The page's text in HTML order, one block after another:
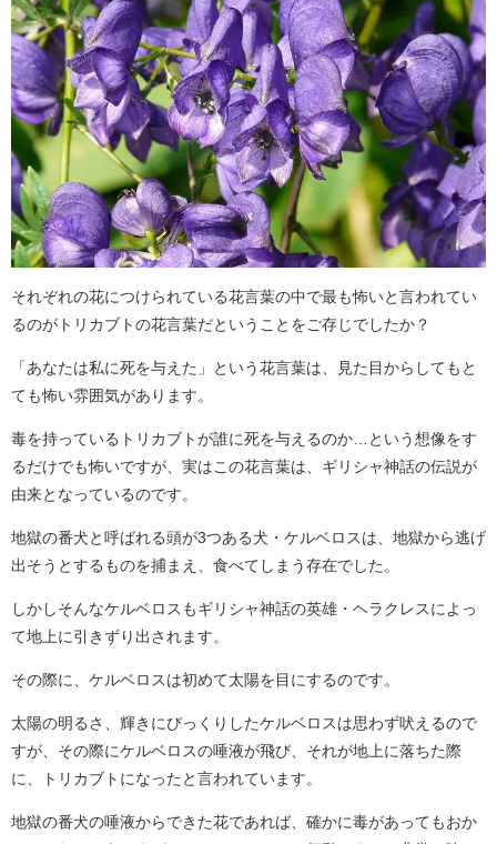
それぞれの花につけられている花言葉の中で最も怖いと言われてい
るのがトリカブトの花言葉だということをご存じでしたか？
「あなたは私に死を与えた」という花言葉は、見た目からしてもと
ても怖い雰囲気があります。
毒を持っているトリカブトが誰に死を与えるのか…という想像をす
るだけでも怖いですが、実はこの花言葉は、ギリシャ神話の伝説が
由来となっているのです。
地獄の番犬と呼ばれる頭が3つある犬・ケルベロスは、地獄から逃げ
出そうとするものを捕まえ、食べてしまう存在でした。
しかしそんなケルベロスもギリシャ神話の英雄・ヘラクレスによっ
て地上に引きずり出されます。
その際に、ケルベロスは初めて太陽を目にするのです。
太陽の明るさ、輝きにびっくりしたケルベロスは思わず吠えるので
すが、その際にケルベロスの唾液が飛び、それが地上に落ちた際
に、トリカブトになったと言われています。
地獄の番犬の唾液からできた花であれば、確かに毒があってもおか